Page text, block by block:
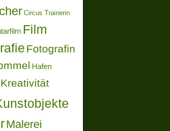
Circus Trainerin
Film
Fotografin
Hafen
Kreativität
Malerei